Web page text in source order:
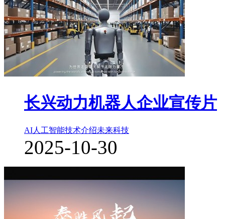
长兴动力机器人企业宣传片
AI人工智能技术介绍未来科技
2025-10-30